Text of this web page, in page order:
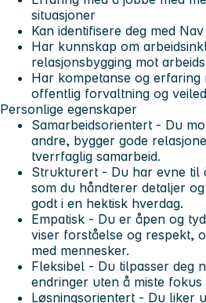
situasjoner
Kan identifisere deg med
Har kunnskap om
relasjonsbygging mot
Har kompetanse og erfaring
offentlig forvaltning og
Personlige egenskaper
Samarbeidsorientert - Du
andre, bygger gode
tverrfaglig samarbeid.
Strukturert - Du har evne til
som du håndterer detaljer
godt i en hektisk hverdag.
Empatisk - Du er åpen og
viser forståelse og respekt,
med mennesker.
Fleksibel - Du tilpasser deg
endringer uten å miste
Løsningsorientert - Du liker